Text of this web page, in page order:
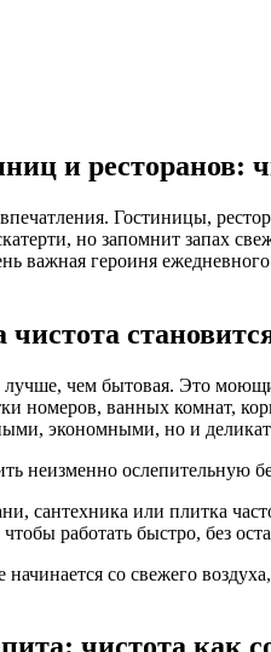
и ресторанов:
впечатления. Гостиницы,
но запомнит запах
важная героиня
чем бытовая. Это
номеров, ванных комнат,
экономными, но и
ослепительную
сантехника или плитка
работать быстро, без
со свежего